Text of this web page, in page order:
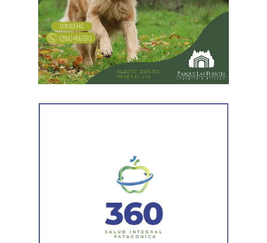
Desde Vialidad Nacional informaron que,durante las
próximas semanas, el operativo de bacheo será
reforzado con dos nuevas cuadrillas de trabajo y dos
camiones bacheadores, lo que permitirá incrementar
el ritmo de ejecución y optimizar las tareas de
mantenimiento en distintos puntos del Alto Valle.
Por otra parte, el organismo avanza con el relevamiento
sectores más deteriorados y mejorar las condiciones de